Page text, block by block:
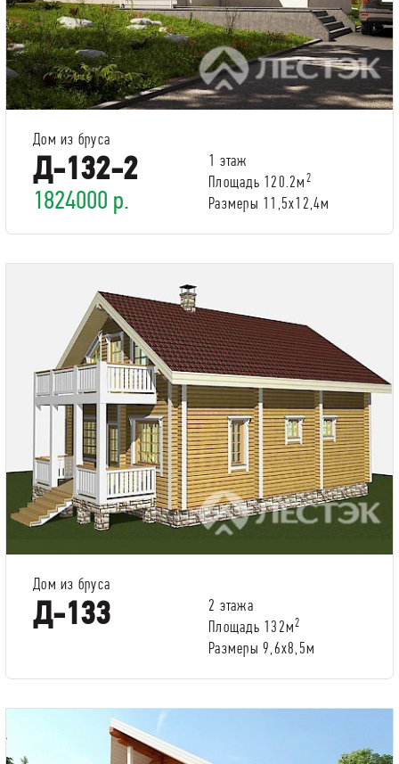
Дом из бруса
Д-132-2
1824000 р.
1 этаж
Площадь 120.2м2
Размеры 11,5x12,4м
Дом из бруса
Д-133
2 этажа
Площадь 132м2
Размеры 9,6х8,5м